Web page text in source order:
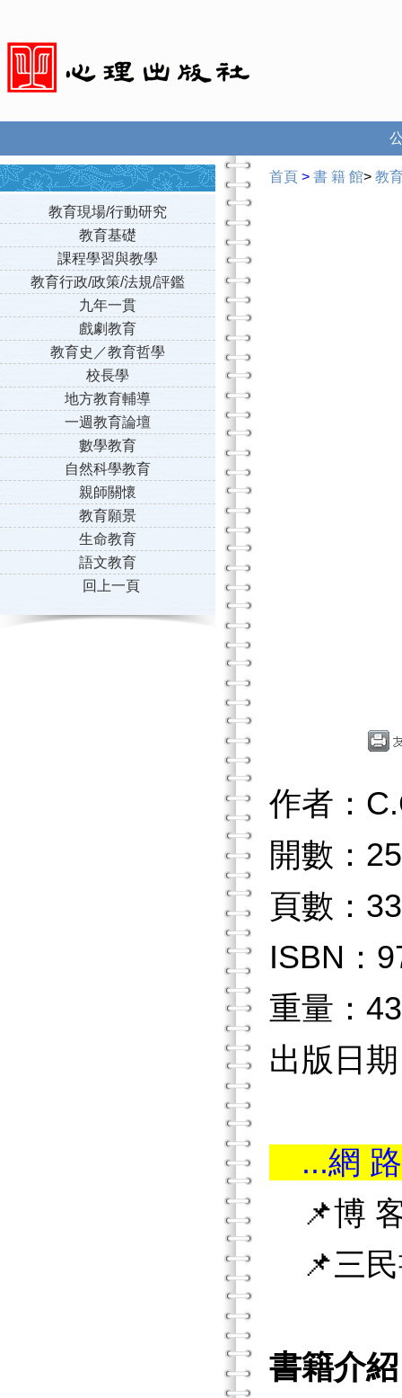
教育現場/行動研究
教育基礎
課程學習與教學
教育行政/政策/法規/評鑑
九年一貫
戲劇教育
教育史／教育哲學
校長學
地方教育輔導
一週教育論壇
數學教育
自然科學教育
親師關懷
教育願景
生命教育
語文教育
回上一頁
首頁 > 書 籍 館> 教
作者：
開數：25
頁數：
ISBN：
重量：
出版日
...網
📌博
📌三民
書籍介紹